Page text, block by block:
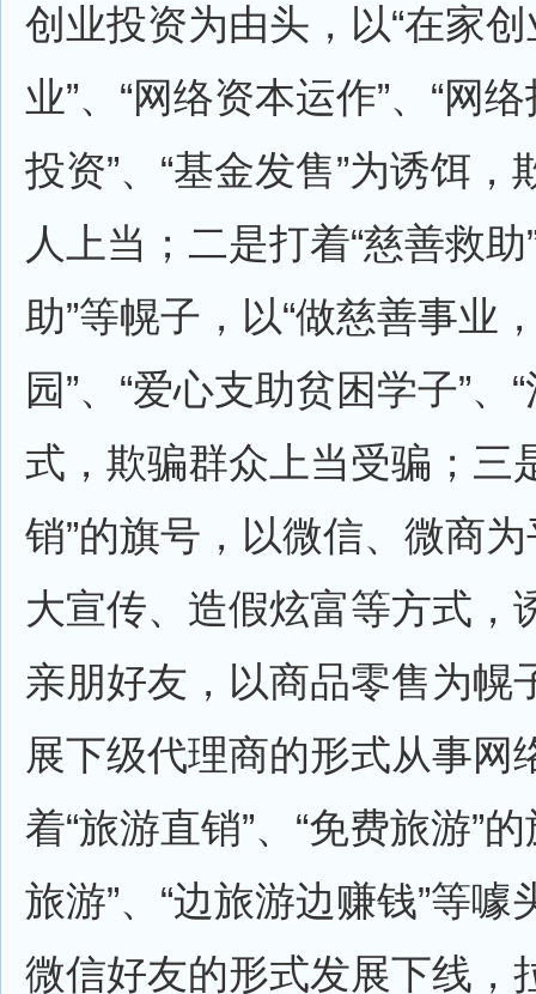
创业投资为由头，以“在家创
业”、“网络资本运作”、“网
投资”、“基金发售”为诱饵
人上当；二是打着“慈善救助
助”等幌子，以“做慈善事业
园”、“爱心支助贫困学子”、
式，欺骗群众上当受骗；三
销”的旗号，以微信、微商
大宣传、造假炫富等方式，
亲朋好友，以商品零售为幌
展下级代理商的形式从事网
着“旅游直销”、“免费旅游”
旅游”、“边旅游边赚钱”等
微信好友的形式发展下线，